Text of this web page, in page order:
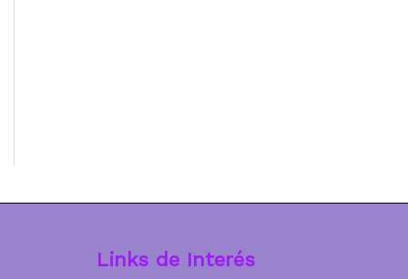
Links de Interés